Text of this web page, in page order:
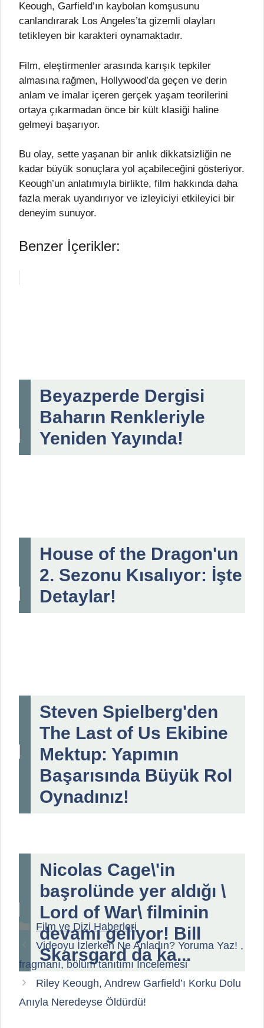
Keough, Garfield’ın kaybolan komşusunu
canlandırarak Los Angeles’ta gizemli olayları
tetikleyen bir karakteri oynamaktadır.
Film, eleştirmenler arasında karışık tepkiler
almasına rağmen, Hollywood’da geçen ve derin
anlam ve imalar içeren gerçek yaşam teorilerini
ortaya çıkarmadan önce bir kült klasiği haline
gelmeyi başarıyor.
Bu olay, sette yaşanan bir anlık dikkatsizliğin ne
kadar büyük sonuçlara yol açabileceğini gösteriyor.
Keough’un anlatımıyla birlikte, film hakkında daha
fazla merak uyandırıyor ve izleyiciyi etkileyici bir
deneyim sunuyor.
Benzer İçerikler:
Beyazperde Dergisi
Baharın Renkleriyle
Yeniden Yayında!
House of the Dragon'un
2. Sezonu Kısalıyor: İşte
Detaylar!
Steven Spielberg'den
The Last of Us Ekibine
Mektup: Yapımın
Başarısında Büyük Rol
Oynadınız!
Nicolas Cage\'in
başrolünde yer aldığı \
Lord of War\ filminin
devamı geliyor! Bill
Skarsgard da ka...
Kategoriler
Film ve Dizi Haberleri
Videoyu İzlerken Ne Anladın? Yoruma Yaz! ,
fragmanı, bölüm tanıtımı İncelemesi
Riley Keough, Andrew Garfield’ı Korku Dolu
Anıyla Neredeyse Öldürdü!